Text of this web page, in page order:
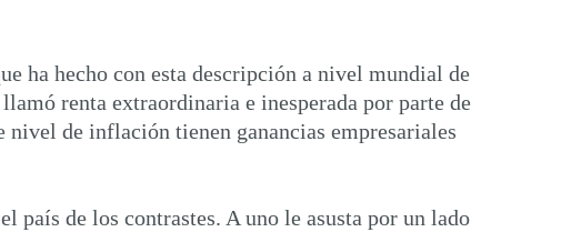
ha hecho con esta descripción a nivel mundial de
renta extraordinaria e inesperada por parte de
nivel de inflación tienen ganancias empresariales
país de los contrastes. A uno le asusta por un lado